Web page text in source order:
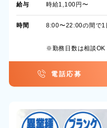
給与 時給1,100円〜
時間 8:00〜22:00の間で1
※勤務日数は相談OK
電話応募